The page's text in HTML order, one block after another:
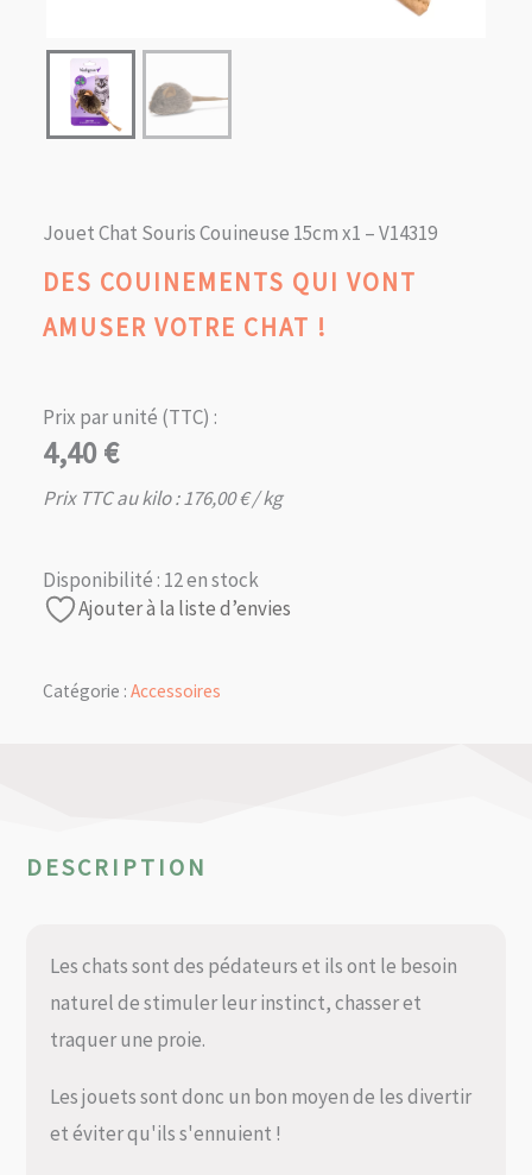
Jouet Chat Souris Couineuse 15cm x1 – V14319
DES COUINEMENTS QUI VONT
AMUSER VOTRE CHAT !
Prix par unité (TTC) :
4,40€
Prix TTC au kilo :176,00€/ kg
Disponibilité : 12 en stock
Ajouter à la liste d’envies
Catégorie : Accessoires
DESCRIPTION
Les chats sont des pédateurs et ils ont le besoin
naturel de stimuler leur instinct, chasser et
traquer une proie.
Les jouets sont donc un bon moyen de les divertir
et éviter qu'ils s'ennuient !